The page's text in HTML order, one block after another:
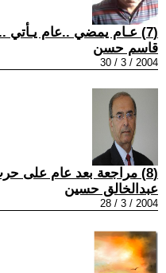
(7) عـام يمضي ..عام يـأتي .. ماذا ينتظرون؟
قاسم حسن
2004 / 3 / 30
(8) مراجعة بعد عام على حرب تحرير العراق
عبدالخالق حسين
2004 / 3 / 28